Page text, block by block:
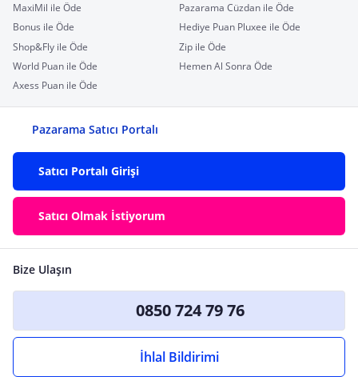
MaxiMil ile Öde
Pazarama Cüzdan ile Öde
Bonus ile Öde
Hediye Puan Pluxee ile Öde
Shop&Fly ile Öde
Zip ile Öde
World Puan ile Öde
Hemen Al Sonra Öde
Axess Puan ile Öde
Pazarama Satıcı Portalı
Satıcı Portalı Girişi
Satıcı Olmak İstiyorum
Bize Ulaşın
0850 724 79 76
İhlal Bildirimi